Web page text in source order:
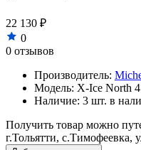
22 130 ₽
0
0 отзывов
Производитель:
Модель: X-Ice North 4
Наличие: 3 шт. в
Получить товар можно
г.Тольятти, с.Тимофеевка,